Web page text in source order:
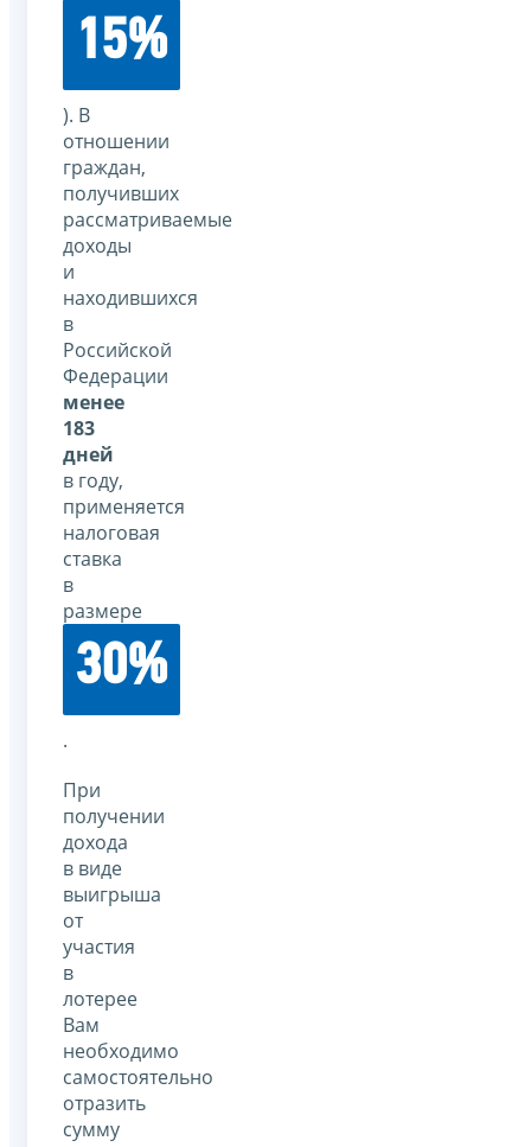
15%
). В
отношении
граждан,
получивших
рассматриваемые
доходы
и
находившихся
в
Российской
Федерации
менее
183
дней
в году,
применяется
налоговая
ставка
в
размере
30%
.
При
получении
дохода
в виде
выигрыша
от
участия
в
лотерее
Вам
необходимо
самостоятельно
отразить
сумму